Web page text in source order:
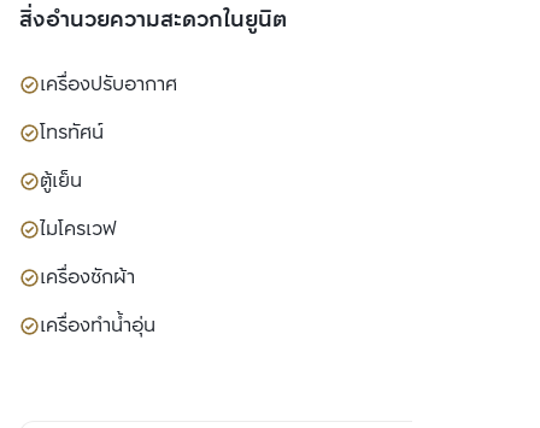
สิ่งอำนวยความสะดวกในยูนิต
เครื่องปรับอากาศ
โทรทัศน์
ตู้เย็น
ไมโครเวฟ
เครื่องซักผ้า
เครื่องทำน้ำอุ่น